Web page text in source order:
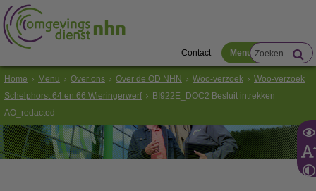
Contact Menu
Home Menu Over ons Over de OD NHN Woo-verzoek
Woo-verzoek
Schelphorst 64 en 66 Wieringerwerf
BI922E_DOC2 Besluit intrekken
AO_redacted